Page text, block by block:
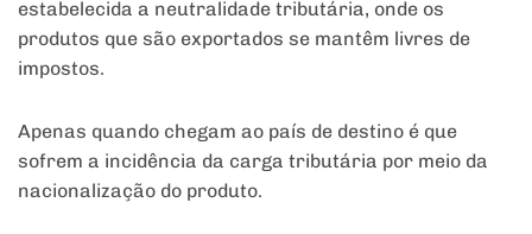
estabelecida a neutralidade tributária, onde os
produtos que são exportados se mantêm livres de
impostos.
Apenas quando chegam ao país de destino é que
sofrem a incidência da carga tributária por meio da
nacionalização do produto.